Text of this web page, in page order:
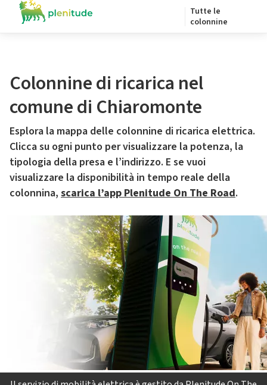
Tutte le
colonnine
Colonnine di ricarica nel
comune di Chiaromonte
Esplora la mappa delle colonnine di ricarica elettrica.
Clicca su ogni punto per visualizzare la potenza, la
tipologia della presa e l’indirizzo. E se vuoi
visualizzare la disponibilità in tempo reale della
colonnina, scarica l’app Plenitude On The Road.